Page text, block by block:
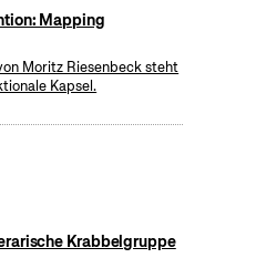
Mapping
Moritz Riesenbeck steht
Kapsel.
Krabbelgruppe